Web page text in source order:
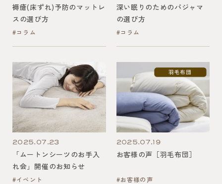
褥瘡(床ずれ)予防のマットレ
スの選び方
#コラム
深い眠りのためのパジャマ
の選び方
#コラム
2025.07.23
「ムートンシーツのお手入
れ会」開催のお知らせ
#イベント
2025.07.19
お客様の声［羽毛布団］
#お客様の声